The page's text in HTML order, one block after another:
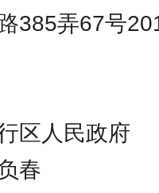
385弄67号
区人民政府
春